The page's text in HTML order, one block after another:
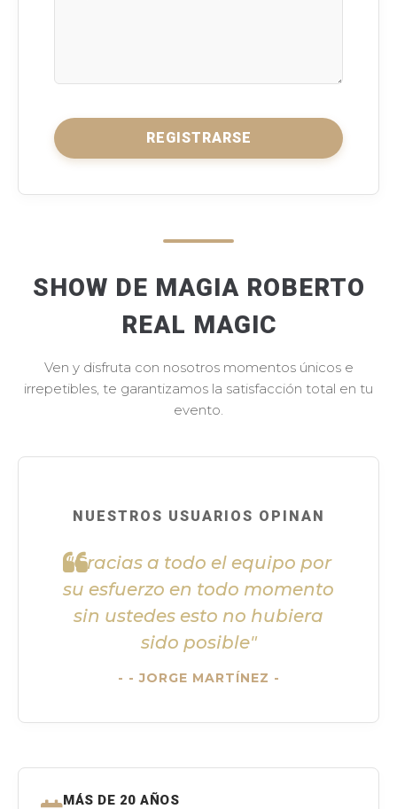
REGISTRARSE
SHOW DE MAGIA ROBERTO
REAL MAGIC
Ven y disfruta con nosotros momentos únicos e
irrepetibles, te garantizamos la satisfacción total en tu
evento.
NUESTROS USUARIOS OPINAN
"Gracias a todo el equipo por
su esfuerzo en todo momento
sin ustedes esto no hubiera
sido posible"
- JORGE MARTÍNEZ -
MÁS DE 20 AÑOS